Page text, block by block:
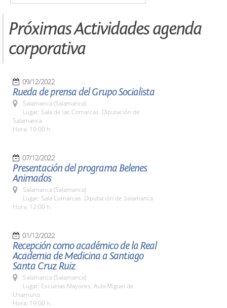
Próximas Actividades agenda
corporativa
09/12/2022
Rueda de prensa del Grupo Socialista
Salamanca (Salamanca)
Lugar: Sala de las Comarcas. Diputación de
Salamanca
Hora: 10:00 h.
07/12/2022
Presentación del programa Belenes
Animados
Salamanca (Salamanca)
Lugar: Sala Comarcas. Diputación de Salamanca
Hora: 12:00 h.
01/12/2022
Recepción como académico de la Real
Academia de Medicina a Santiago
Santa Cruz Ruiz
Salamanca (Salamanca)
Lugar: Escuelas Mayores. Aula Miguel de
Unamuno
Hora: 19:00 h.